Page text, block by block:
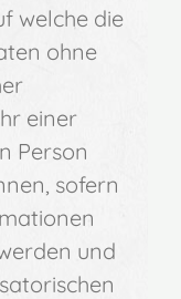
welche die
ohne
einer
Person
sofern
und